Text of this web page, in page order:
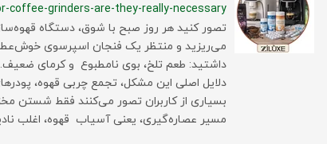
coffee-grinders-are-they-really-necessary
تصور کنید هر روز صبح با شوق، دستگاه
می‌ریزید و منتظر یک فنجان اسپرسوی
داشتید: طعم تلخ، بوی نامطبوع و کرمای ضعیف.
دلایل اصلی این مشکل، تجمع چربی قهوه،
بسیاری از کاربران تصور می‌کنند فقط شستن
مسیر عصاره‌گیری، یعنی آسیاب قهوه، اغلب